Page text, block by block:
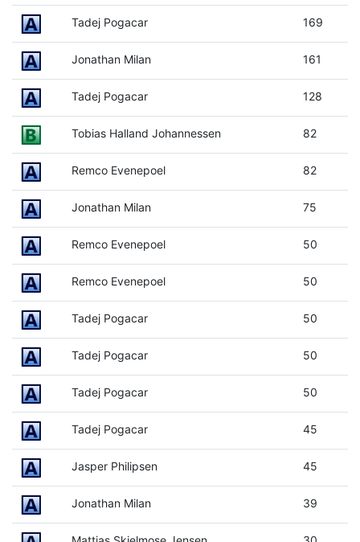
Tadej Pogacar 169
Jonathan Milan 161
Tadej Pogacar 128
Tobias Halland Johannessen 82
Remco Evenepoel 82
Jonathan Milan 75
Remco Evenepoel 50
Remco Evenepoel 50
Tadej Pogacar 50
Tadej Pogacar 50
Tadej Pogacar 50
Tadej Pogacar 45
Jasper Philipsen 45
Jonathan Milan 39